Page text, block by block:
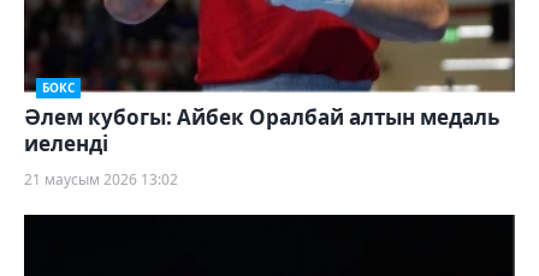
БОКС
Әлем кубогы: Айбек Оралбай алтын медаль
иеленді
21 маусым 2026 13:02